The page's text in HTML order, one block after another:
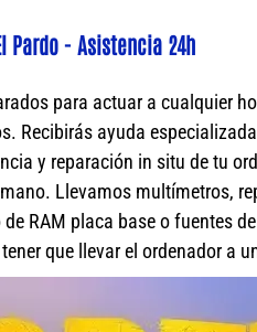
Pardo - Asistencia 24h
para actuar a cualquier
Recibirás ayuda
y reparación in situ de tu
Llevamos multímetros,
RAM placa base o fuentes
que llevar el ordenador a